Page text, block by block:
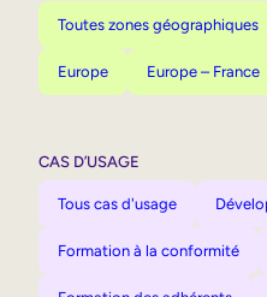
Toutes zones géographiques
Europe Europe – France
CAS D’USAGE
Tous cas d'usage
Formation à la conformité